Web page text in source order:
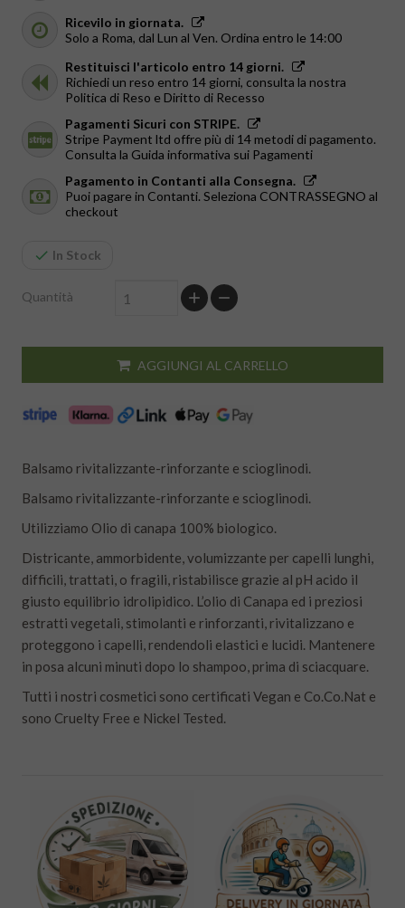
Ricevilo in giornata.
Solo a Roma, dal Lun al Ven. Ordina entro le 14:00
Restituisci l'articolo entro 14 giorni.
Richiedi un reso entro 14 giorni, consulta la nostra
Politica di Reso e Diritto di Recesso
Pagamenti Sicuri con STRIPE.
Stripe Payment ltd offre più di 14 metodi di pagamento.
Consulta la Guida informativa sui Pagamenti
Pagamento in Contanti alla Consegna.
Puoi pagare in Contanti. Seleziona CONTRASSEGNO al
checkout
In Stock
Quantità
AGGIUNGI AL CARRELLO
Balsamo rivitalizzante-rinforzante e scioglinodi.
Balsamo rivitalizzante-rinforzante e scioglinodi.
Utilizziamo Olio di canapa 100% biologico.
Districante, ammorbidente, volumizzante per capelli lunghi,
difficili, trattati, o fragili, ristabilisce grazie al pH acido il
giusto equilibrio idrolipidico. L’olio di Canapa ed i preziosi
estratti vegetali, stimolanti e rinforzanti, rivitalizzano e
proteggono i capelli, rendendoli elastici e lucidi. Mantenere
in posa alcuni minuti dopo lo shampoo, prima di sciacquare.
Tutti i nostri cosmetici sono certificati Vegan e Co.Co.Nat e
sono Cruelty Free e Nickel Tested.